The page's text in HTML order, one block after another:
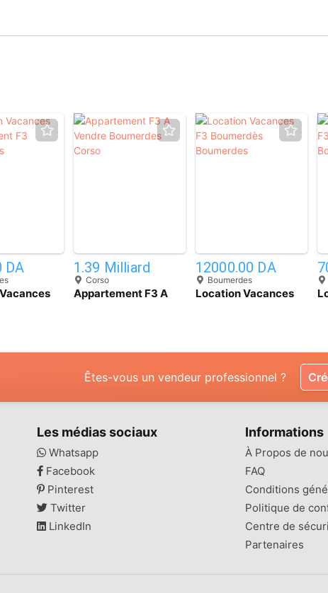
DA 1.39 Milliard
Corso
Appartement F3 A
12000.00 DA
Boumerdes
Location Vacances
Êtes-vous un vendeur professionnel ?
Les médias sociaux
Whatsapp
Facebook
Pinterest
Twitter
LinkedIn
Informations
À Propos de
FAQ
Conditions
Politique de
Centre de
Partenaires